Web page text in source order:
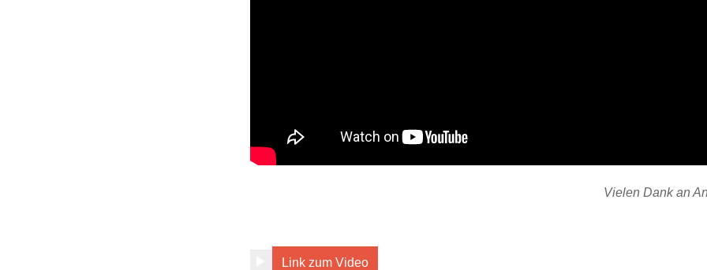
Vielen Dank an
Link zum Video